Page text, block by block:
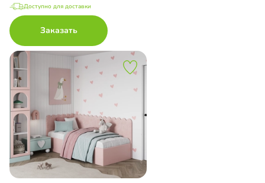
Доступно для доставки
Заказать